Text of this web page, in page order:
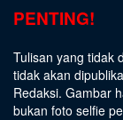
PENTING!
Tulisan yang tidak
tidak akan
Redaksi. Gambar
bukan foto selfie